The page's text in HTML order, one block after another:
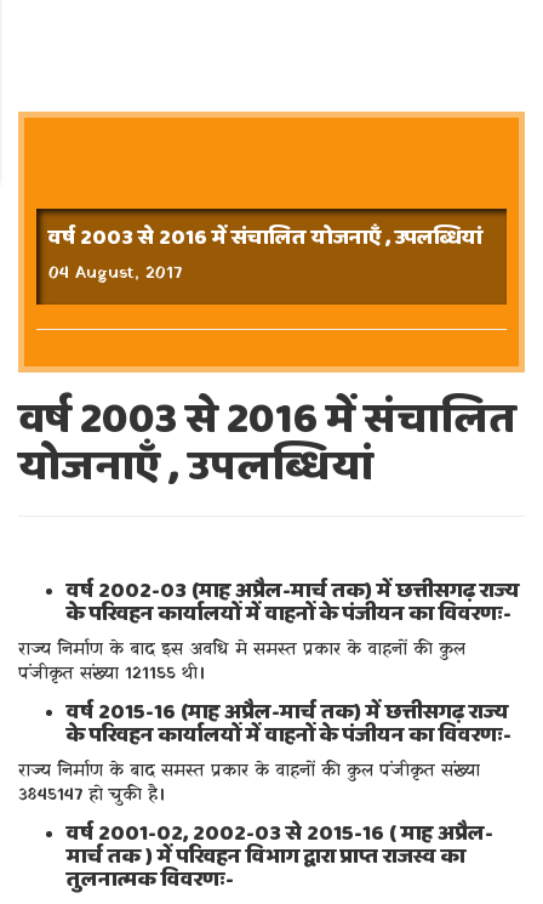
वर्ष 2003 से 2016 में संचालित योजनाएँ , उपलब्धियां
04 August, 2017
वर्ष 2003 से 2016 में संचालित
योजनाएँ , उपलब्धियां
वर्ष 2002-03 (माह अप्रैल-मार्च तक) में छत्तीसगढ़ राज्य
के परिवहन कार्यालयों में वाहनों के पंजीयन का विवरणः-
राज्य निर्माण के बाद इस अवधि मे समस्त प्रकार के वाहनों की कुल
पंजीकृत संख्या 121155 थी।
वर्ष 2015-16 (माह अप्रैल-मार्च तक) में छत्तीसगढ़ राज्य
के परिवहन कार्यालयों में वाहनों के पंजीयन का विवरणः-
राज्य निर्माण के बाद समस्त प्रकार के वाहनों की कुल पंजीकृत संख्या
3845147 हो चुकी है।
वर्ष 2001-02, 2002-03 से 2015-16 ( माह अप्रैल-
मार्च तक ) में परिवहन विभाग द्वारा प्राप्त राजस्व का
तुलनात्मक विवरणः-